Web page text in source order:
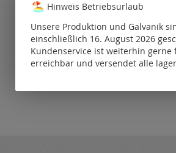
Kunden
Hinweis Betriebsurlaub
Unsere Produktion und Galvanik
einschließlich 16. August 2026
Kundenservice ist weiterhin gerne
erreichbar und versendet alle